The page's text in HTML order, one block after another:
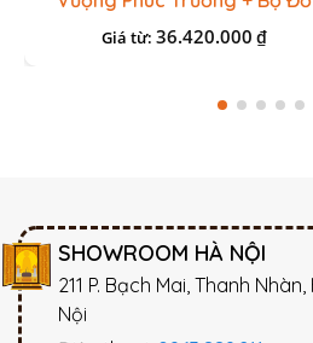
Sứ Cao Cấp Gấm Vàng
Giá từ:36.420.000 ₫
SHOWROOM HÀ NỘI
211 P. Bạch Mai, Thanh
Nội